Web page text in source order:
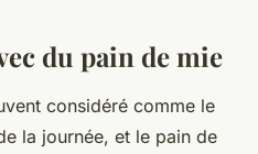
du pain de mie
considéré comme le
la journée, et le pain de